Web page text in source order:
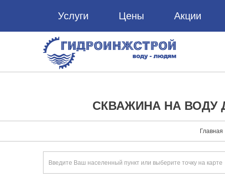
Услуги Цены Акции
СКВАЖИНА НА ВОДУ
Главная